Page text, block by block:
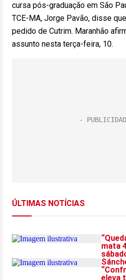
cursa pós-graduação em São
TCE-MA, Jorge Pavão, disse
pedido de Cutrim. Maranhão
assunto nesta terça-feira, 10.